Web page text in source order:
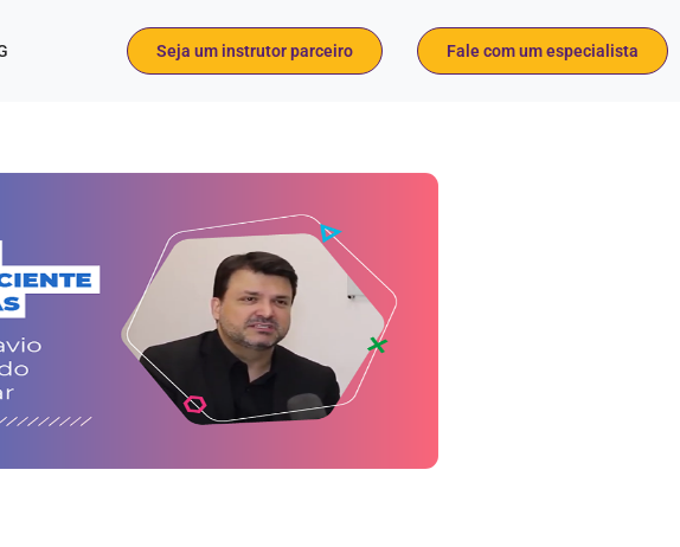
Seja um instrutor parceiro Fale com um especialista